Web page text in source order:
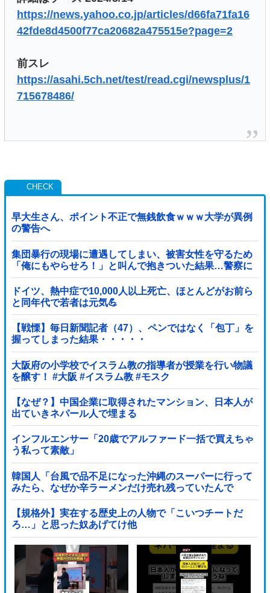
https://news.yahoo.co.jp/articles/d66fa71fa16
42fde8d4500f77ca20682a475515e?page=2
前スレ
https://asahi.5ch.net/test/read.cgi/newsplus/1
715678486/
早大生さん、ポイント不正で無銭飲食ｗｗｗ大学が異例
の警告へ
集団暴行の現場に遭遇してしまい、被害女性を守るため
「俺にもやらせろ！」と叫んで抱きついた結果…警察に
連行され〇〇扱いされる悲劇へ←機転を利かせた結果が
裏目に出すぎて惨事
ドイツ、熱中症で10,000人以上死亡、ほとんどがお前ら
と同年代で若者は元気💪
【戦慄】毎日新聞記者（47）、ペンではなく「包丁」を
握ってしまった結果・・・・・
大阪府の小学校でイスラム教の指導者が授業を行い物議
を醸す！ #大阪 #イスラム教 #モスク
【なぜ？】中国企業に取得されたマンション、日本人が
出ていきネパール人で埋まる
インフルエンサー「20歳でアルファード一括で買えちゃ
う私って素敵」
韓国人「台風で品不足になった沖縄のスーパーに行って
みたら、なぜか辛ラーメンだけ売れ残っていたんで
す…」
【規格外】実在する歴史上の人物で「こいつチートだ
ろ…」と思った奴あげてけ他